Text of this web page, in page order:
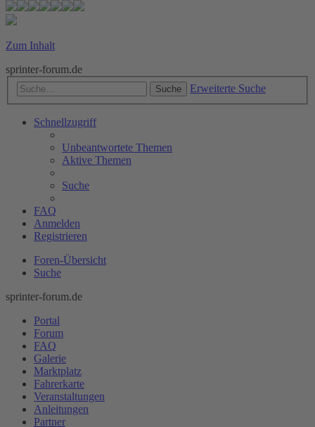
Zum Inhalt
sprinter-forum.de
Suche Erweiterte Suche
Schnellzugriff
Unbeantwortete Themen
Aktive Themen
Suche
FAQ
Anmelden
Registrieren
Foren-Übersicht
Suche
sprinter-forum.de
Portal
Forum
FAQ
Galerie
Marktplatz
Fahrerkarte
Veranstaltungen
Anleitungen
Partner